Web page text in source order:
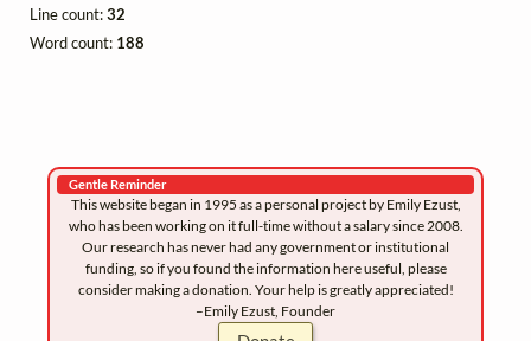
Line count:32
Word count: 188
Gentle Reminder
This website began in 1995 as a personal project by Emily Ezust,
who has been working on it full-time without a salary since 2008.
Our research has never had any government or institutional
funding, so if you found the information here useful, please
consider making a donation. Your help is greatly appreciated!
–Emily Ezust, Founder